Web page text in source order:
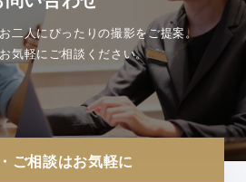
二人にぴったりの撮影をご提案。
気軽にご相談ください。
ご相談はお気軽に